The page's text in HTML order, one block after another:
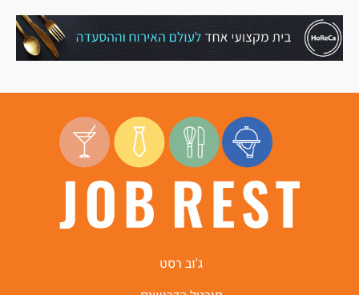
ג'וב רסט
היי, אני סיגי
הצ'אטבוט החכמה
של